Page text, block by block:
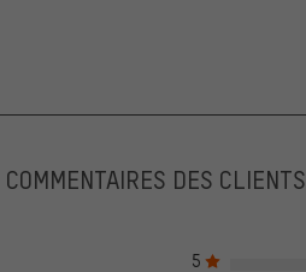
COMMENTAIRES DES CLIENTS
5